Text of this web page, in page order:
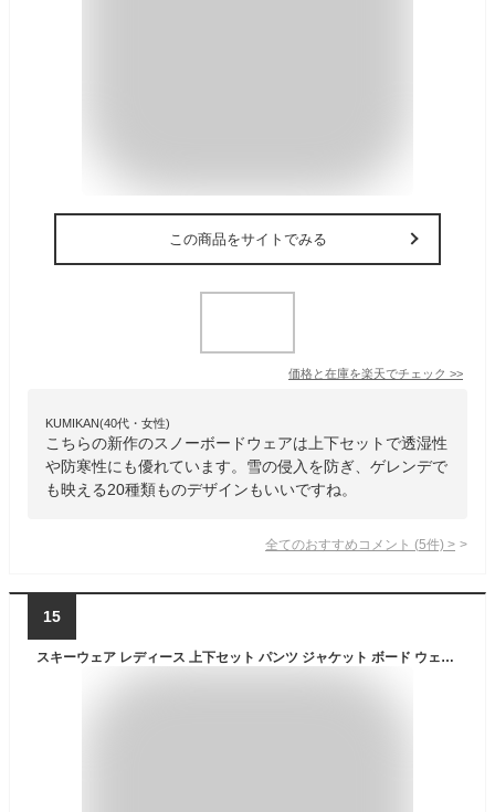
この商品をサイトでみる
価格と在庫を楽天でチェック >>
KUMIKAN(40代・女性)
こちらの新作のスノーボードウェアは上下セットで透湿性
や防寒性にも優れています。雪の侵入を防ぎ、ゲレンデで
も映える20種類ものデザインもいいですね。
全てのおすすめコメント (5件) >
15
スキーウェア レディース 上下セット パンツ ジャケット ボード ウェア スノボ ウェア スノーボードウェア ウェア スノー ウェア ウエア おしゃれ かわいい 下 スノーボード スキー アウトドア 保温 中綿 撥水 防風 防寒 着 耐水 ICSKI-827 《LDY》